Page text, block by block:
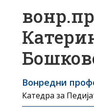
Вонредни
Катедра за